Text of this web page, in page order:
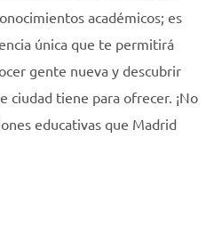
académicos; es
única que te permitirá
gente nueva y descubrir
ciudad tiene para ofrecer. ¡No
educativas que Madrid